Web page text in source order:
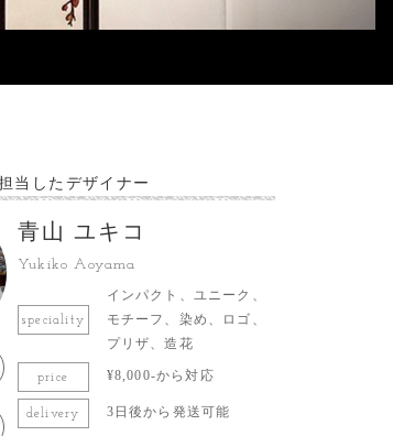
当したデザイナー
青山 ユキコ
Yukiko Aoyama
speciality
インパクト、ユニーク、
モチーフ、染め、ロゴ、
プリザ、造花
price ¥8,000-から対応
delivery 3日後から発送可能